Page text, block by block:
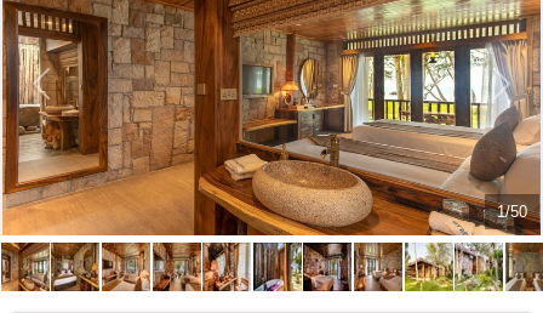
1/50
Previous Next